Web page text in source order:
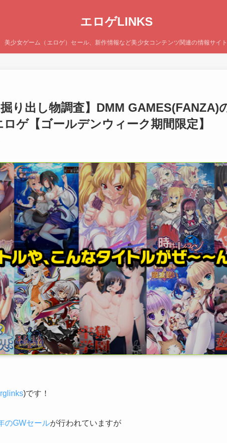
エロゲLINKS
美少女ゲーム（エロゲ）セール、新作情報など美少女コンテンツ関連の情報サイ
掘り出し物調査】DMM
ゲ【ゴールデンウィーク期間限定】
)です！
のGWセールが行われていますが